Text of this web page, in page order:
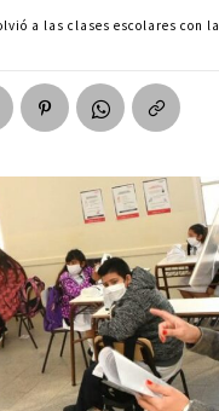
a las clases escolares con